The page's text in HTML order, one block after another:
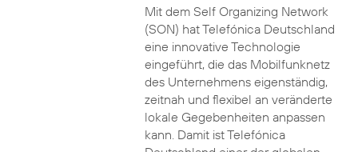
Mit dem Self Organizing Network
(SON) hat Telefónica Deutschland
eine innovative Technologie
eingeführt, die das Mobilfunknetz
des Unternehmens eigenständig,
zeitnah und flexibel an veränderte
lokale Gegebenheiten anpassen
kann. Damit ist Telefónica